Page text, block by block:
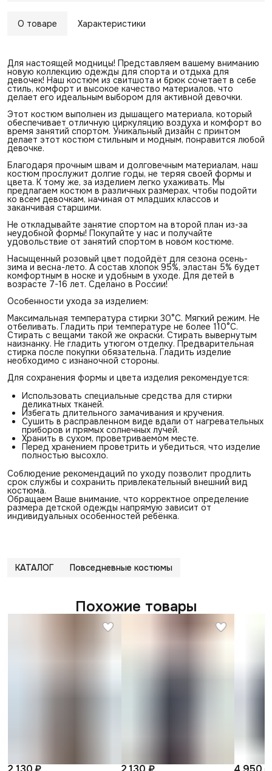
О товаре Характеристики
Для настоящей модницы! Представляем вашему вниманию
новую коллекцию одежды для спорта и отдыха для
девочек! Наш костюм из свитшота и брюк сочетает в себе
стиль, комфорт и высокое качество материалов, что
делает его идеальным выбором для активной девочки.
Этот костюм выполнен из дышащего материала, который
обеспечивает отличную циркуляцию воздуха и комфорт во
время занятий спортом. Уникальный дизайн с принтом
делает этот костюм стильным и модным, понравится любой
девочке.
Благодаря прочным швам и долговечным материалам, наш
костюм прослужит долгие годы, не теряя своей формы и
цвета. К тому же, за изделием легко ухаживать. Мы
предлагаем костюм в различных размерах, чтобы подойти
ко всем девочкам, начиная от младших классов и
заканчивая старшими.
Не откладывайте занятие спортом на второй план из-за
неудобной формы! Покупайте у нас и получайте
удовольствие от занятий спортом в новом костюме.
Насыщенный розовый цвет подойдёт для сезона осень-
зима и весна-лето. А состав хлопок 95%, эластан 5% будет
комфортным в носке и удобным в уходе. Для детей в
возрасте 7-16 лет. Сделано в России!
Особенности ухода за изделием:
Максимальная температура стирки 30°С. Мягкий режим. Не
отбеливать. Гладить при температуре не более 110°С.
Стирать с вещами такой же окраски. Стирать вывернутым
наизнанку. Не гладить утюгом отделку. Предварительная
стирка после покупки обязательна. Гладить изделие
необходимо с изнаночной стороны.
Для сохранения формы и цвета изделия рекомендуется:
Использовать специальные средства для стирки
деликатных тканей.
Избегать длительного замачивания и кручения.
Сушить в расправленном виде вдали от нагревательных
приборов и прямых солнечных лучей.
Хранить в сухом, проветриваемом месте.
Перед хранением проветрить и убедиться, что изделие
полностью высохло.
Соблюдение рекомендаций по уходу позволит продлить
срок службы и сохранить привлекательный внешний вид
костюма.
Обращаем Ваше внимание, что корректное определение
размера детской одежды напрямую зависит от
индивидуальных особенностей ребёнка.
КАТАЛОГ Повседневные костюмы
Похожие товары